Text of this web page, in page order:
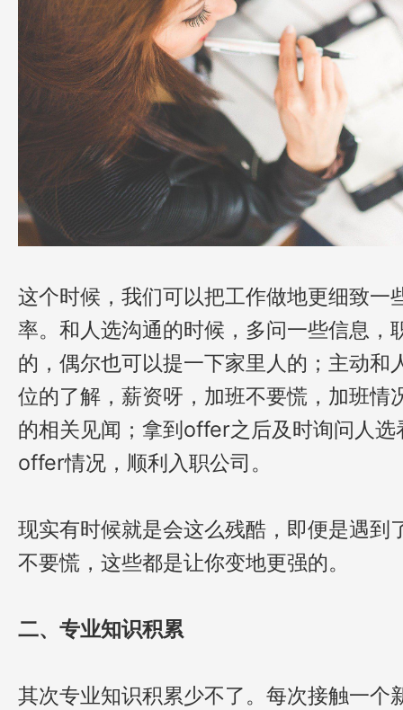
这个时候，我们可以把工作做地更细致一
率。和人选沟通的时候，多问一些信息，
的，偶尔也可以提一下家里人的；主动和
位的了解，薪资呀，加班不要慌，加班情
的相关见闻；拿到offer之后及时询问人
offer情况，顺利入职公司。
现实有时候就是会这么残酷，即便是遇到
不要慌，这些都是让你变地更强的。
二、专业知识积累
其次专业知识积累少不了。每次接触一个